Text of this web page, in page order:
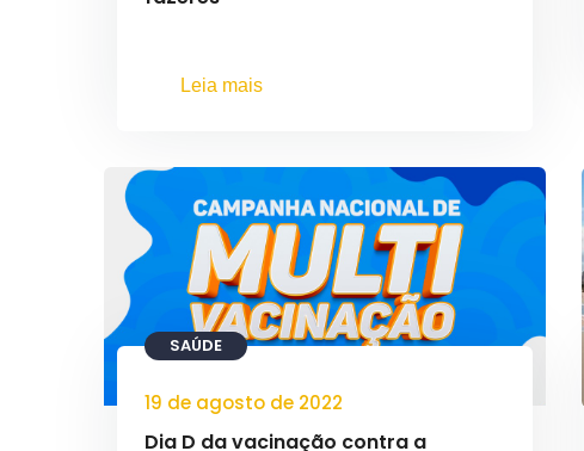
Leia mais
SAÚDE
19 de agosto de 2022
Dia D da vacinação contra a